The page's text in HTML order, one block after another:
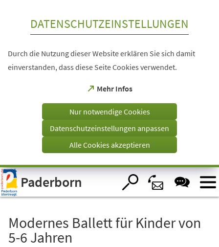
Visuelle
Assistenzsoftware
öffnen.
DATENSCHUTZEINSTELLUNGEN
Durch die Nutzung dieser Website erklären Sie sich damit
einverstanden, dass diese Seite Cookies verwendet.
Mehr Infos
(Öffnet
einem
Tab)
Nur notwendige Cookies
Datenschutzeinstellungen anpassen
Alle Cookies akzeptieren
Paderborn
Modernes Ballett für Kinder von
5-6 Jahren